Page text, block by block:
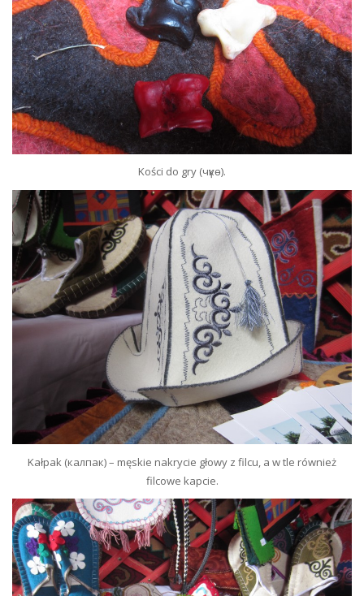
Kości do gry (чүкө).
Kałpak (калпак) – męskie nakrycie głowy z filcu, a w tle również
filcowe kapcie.